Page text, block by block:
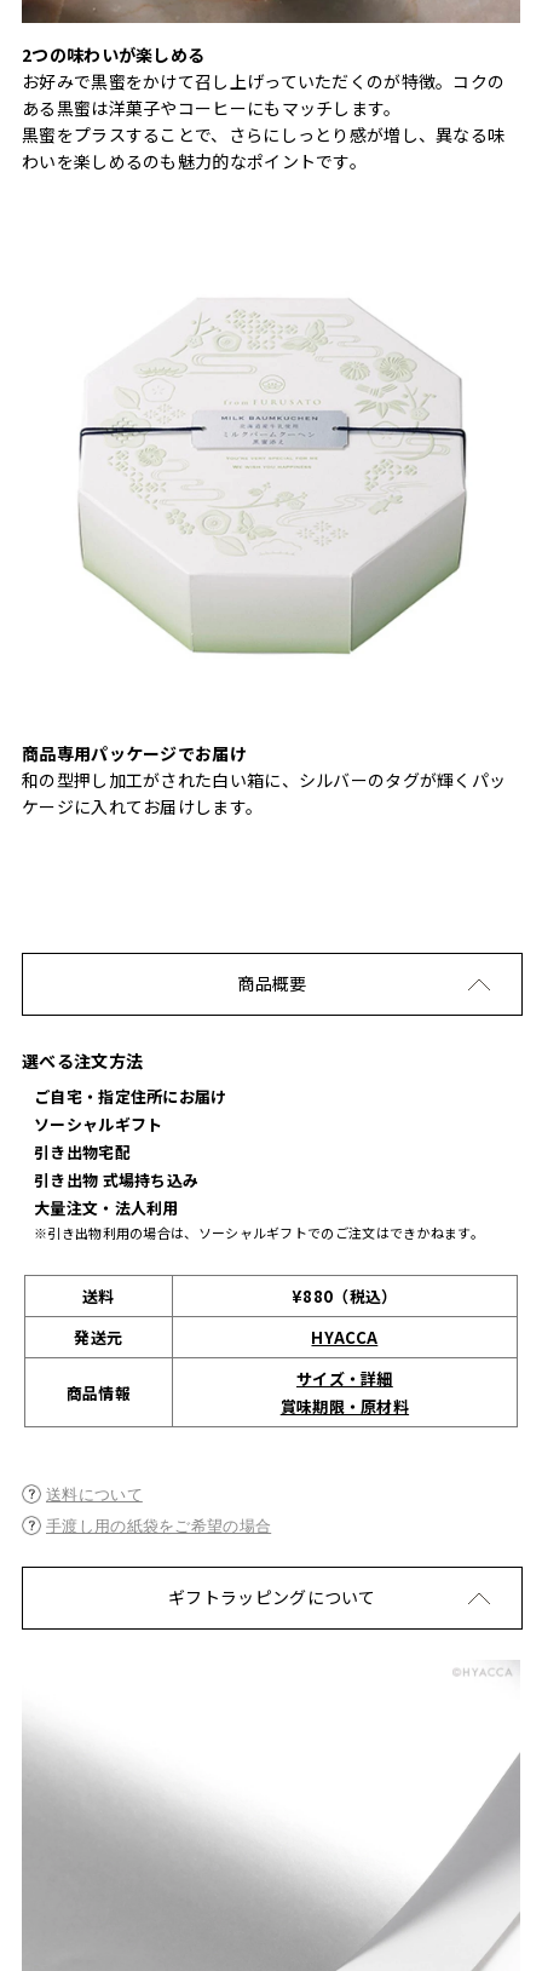
2つの味わいが楽しめる
お好みで黒蜜をかけて召し上げっていただくのが特徴。コクの
ある黒蜜は洋菓子やコーヒーにもマッチします。
黒蜜をプラスすることで、さらにしっとり感が増し、異なる味
わいを楽しめるのも魅力的なポイントです。
商品専用パッケージでお届け
和の型押し加工がされた白い箱に、シルバーのタグが輝くパッ
ケージに入れてお届けします。
商品概要
選べる注文方法
ご自宅・指定住所にお届け
ソーシャルギフト
引き出物宅配
引き出物 式場持ち込み
大量注文・法人利用
※引き出物利用の場合は、ソーシャルギフトでのご注文はできかねます。
送料
¥880（税込）
発送元
HYACCA
商品情報
サイズ・詳細
賞味期限・原材料
送料について
手渡し用の紙袋をご希望の場合
ギフトラッピングについて